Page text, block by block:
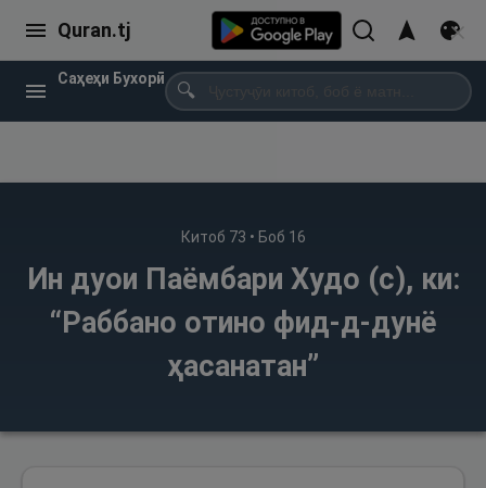
Quran.tj
Саҳеҳи Бухорӣ
🔍
Китоб 73 • Боб 16
Ин дуои Паёмбари Худо (с), ки:
“Раббано отино фид-д-дунё
ҳасанатан”